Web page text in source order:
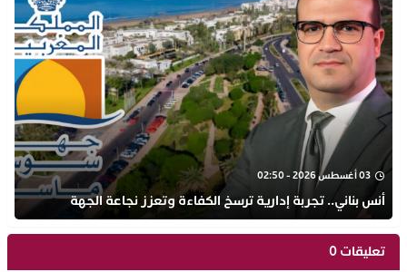
03 أغسطس 2026 - 02:50
أنس بناني.. تجربة إدارية ترسخ الكفاءة وتعزز نجاعة الجهة
تعليقات 0